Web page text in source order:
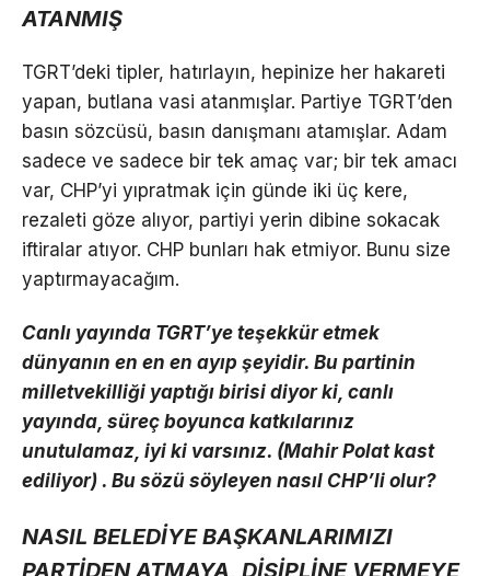
ATANMIŞ
TGRT’deki tipler, hatırlayın, hepinize her hakareti
yapan, butlana vasi atanmışlar. Partiye TGRT’den
basın sözcüsü, basın danışmanı atamışlar. Adam
sadece ve sadece bir tek amaç var; bir tek amacı
var, CHP’yi yıpratmak için günde iki üç kere,
rezaleti göze alıyor, partiyi yerin dibine sokacak
iftiralar atıyor. CHP bunları hak etmiyor. Bunu size
yaptırmayacağım.
Canlı yayında TGRT’ye teşekkür etmek
dünyanın en en en ayıp şeyidir. Bu partinin
milletvekilliği yaptığı birisi diyor ki, canlı
yayında, süreç boyunca katkılarınız
unutulamaz, iyi ki varsınız. (Mahir Polat kast
ediliyor) . Bu sözü söyleyen nasıl CHP’li olur?
NASIL BELEDİYE BAŞKANLARIMIZI
PARTİDEN ATMAYA, DİSİPLİNE VERMEYE